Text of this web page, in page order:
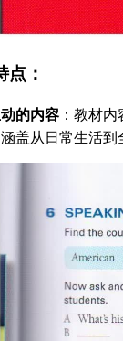
点：
的内容 ：教材
盖从日常生活到